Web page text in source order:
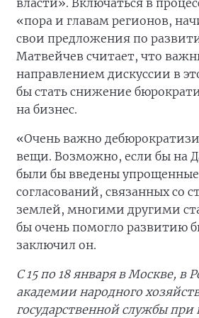
власти». Включаться в
«пора и главам регионов,
свои предложения по
Матвейчев считает, что
направлением дискуссии в
бы стать снижение
на бизнес.
«Очень важно
вещи. Возможно, если бы на
были бы введены
согласований, связанных со
землей, многими другими
бы очень помогло развитию
заключил он.
С 15 по 18 января в Москве, в
академии народного
государственной службы при